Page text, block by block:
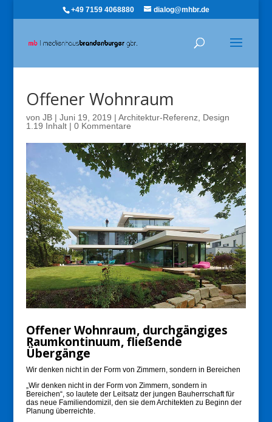
+49 7159 4068880 dialog@mhbr.de
Offener Wohnraum
von JB| Juni 19, 2019 | Architektur-Referenz, Design
1.19 Inhalt| 0 Kommentare
Offener Wohnraum, durchgängiges
Raumkontinuum, fließende
Übergänge
Wir denken nicht in der Form von Zimmern, sondern in Bereichen
„Wir denken nicht in der Form von Zimmern, sondern in
Bereichen“, so lautete der Leitsatz der jungen Bauherrschaft für
das neue Familiendomizil, den sie dem Architekten zu Beginn der
Planung überreichte.